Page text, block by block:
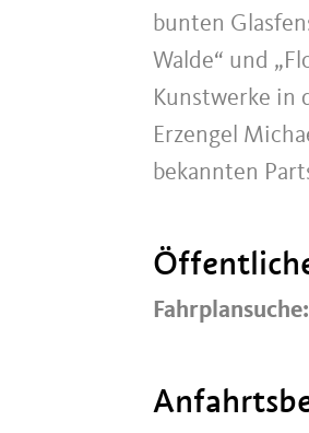
bunten
Walde“ und
Kunstwerke in
Erzengel
bekannten